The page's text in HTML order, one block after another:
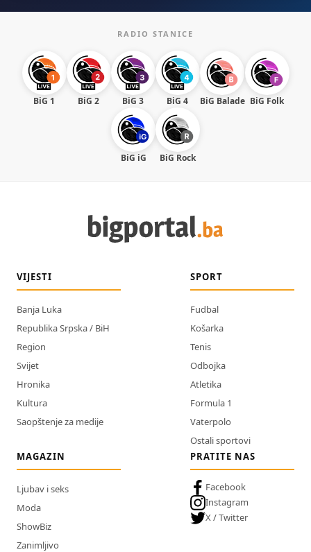
RADIO STANICE
BiG 1 BiG 2 BiG 3 BiG 4 BiG Balade BiG Folk
BiG iG BiG Rock
VIJESTI
Banja Luka
Republika Srpska / BiH
Region
Svijet
Hronika
Kultura
Saopštenje za medije
SPORT
Fudbal
Košarka
Tenis
Odbojka
Atletika
Formula 1
Vaterpolo
Ostali sportovi
MAGAZIN
Ljubav i seks
Moda
ShowBiz
Zanimljivo
PRATITE NAS
Facebook
Instagram
X / Twitter